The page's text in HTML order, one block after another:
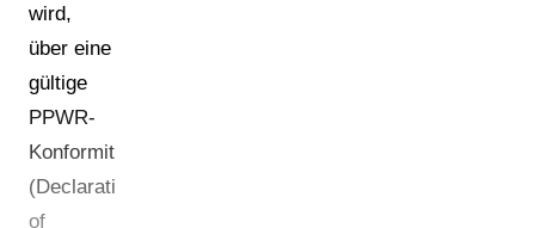
wird,
über eine
gültige
PPWR-
Konformitätserklärung
(Declaration
of